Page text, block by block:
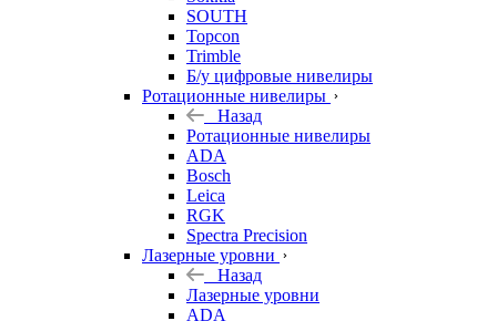
SOUTH
Topcon
Trimble
Б/у цифровые нивелиры
Ротационные нивелиры
Назад
Ротационные нивелиры
ADA
Bosch
Leica
RGK
Spectra Precision
Лазерные уровни
Назад
Лазерные уровни
ADA